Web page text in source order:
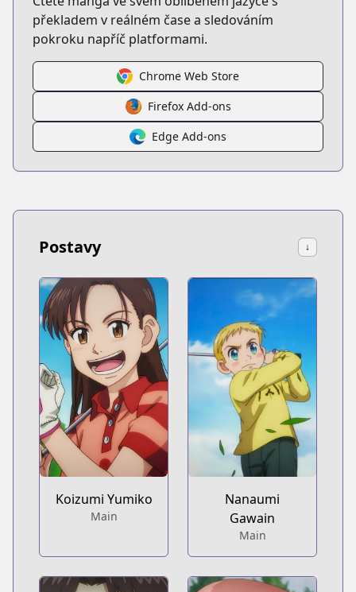
překladem v reálném čase a sledováním
pokroku napříč platformami.
Chrome Web Store
Firefox Add-ons
Edge Add-ons
Postavy ↓
Koizumi Yumiko
Main
Nanaumi
Gawain
Main